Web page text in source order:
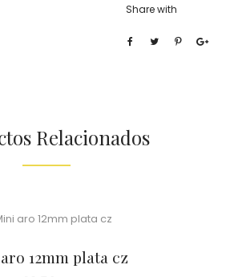
Share with
Relacionados
12mm plata cz